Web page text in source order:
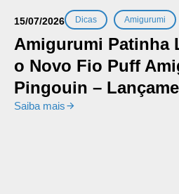
15/07/2026 Dicas Amigurumi
Amigurumi Patinha
o Novo Fio Puff
Pingouin –
Saiba mais